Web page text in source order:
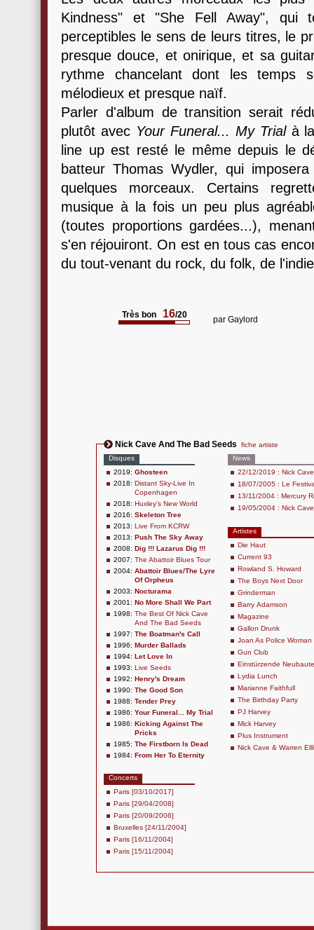
Kindness" et "She Fell Away", qui
perceptibles le sens de leurs titres, le
presque douce, et onirique, et sa
rythme chancelant dont les temps
mélodieux et presque naïf.
Parler d'album de transition serait
plutôt avec Your Funeral... My Trialà la
line up est resté le même depuis le
batteur Thomas Wydler, qui
quelques morceaux. Certains
musique à la fois un peu plus
(toutes proportions gardées...),
s'en réjouiront. On est en tous cas
du tout-venant du rock, du folk, de
Très bon 16/20 par Gaylord
Nick Cave And The Bad Seeds
fiche artiste
Disques
2019: Ghosteen
2018: Distant Sky-Live In
Copenhagen
2018: Huxley's New World
2016: Skeleton Tree
2013: Live From KCRW
2013: Push The Sky Away
2008: Dig !!! Lazarus Dig !!!
2007: The Abattoir Blues Tour
2004: Abattoir Blues/The Lyre
Of Orpheus
2003: Nocturama
2001: No More Shall We Part
1998: The Best Of Nick Cave
And The Bad Seeds
1997: The Boatman's Call
1996: Murder Ballads
1994: Let Love In
1993: Live Seeds
1992: Henry's Dream
1990: The Good Son
1988: Tender Prey
1986: Your Funeral... My Trial
1986: Kicking Against The
Pricks
1985: The Firstborn Is Dead
1984: From Her To Eternity
Concerts
Paris [03/10/2017]
Paris [29/04/2008]
Paris [20/09/2006]
Bruxelles [24/11/2004]
Paris [16/11/2004]
Paris [15/11/2004]
News
22/12/2019 : Nick
18/07/2005 : Le
13/11/2004 : Mercury
19/05/2004 : Nick
Artistes
Die Haut
Current 93
Rowland S. Howard
The Boys Next Door
Grinderman
Barry Adamson
Magazine
Gallon Drunk
Joan As Police Woman
Gun Club
Einstürzende
Lydia Lunch
Marianne Faithfull
The Birthday Party
PJ Harvey
Mick Harvey
Plus Instrument
Nick Cave & Warren